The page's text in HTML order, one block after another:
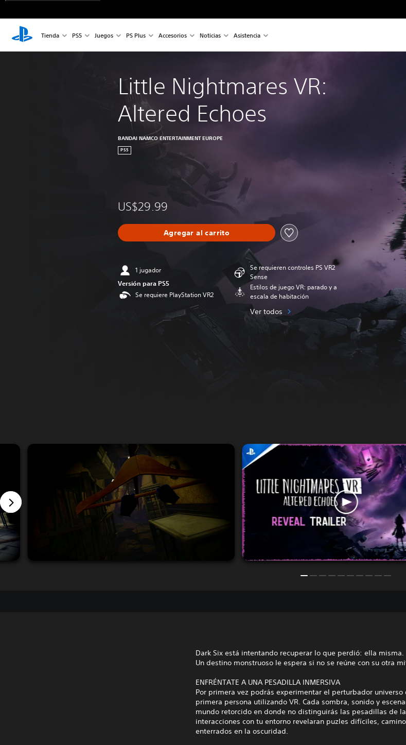
Tienda PS5 Juegos PS Plus Accesorios Noticias Asistencia
Little Nightmares VR:
Altered Echoes
BANDAI NAMCO ENTERTAINMENT EUROPE
PS5
US$29.99
Agregar al carrito
1 jugador
Versión para PS5
Se requiere PlayStation VR2
Se requieren controles PS VR2
Sense
Estilos de juego VR: parado y a
escala de habitación
Ver todos
Dark Six está intentando recuperar lo que perdió: ella misma.
Un destino monstruoso le espera si no se reúne con su otra
ENFRÉNTATE A UNA PESADILLA INMERSIVA
Por primera vez podrás experimentar el perturbador
primera persona utilizando VR. Cada sombra, sonido y
mundo retorcido en donde no distinguirás las pesadillas de
interacciones con tu entorno revelaran puzles difíciles,
enterrados en la oscuridad.